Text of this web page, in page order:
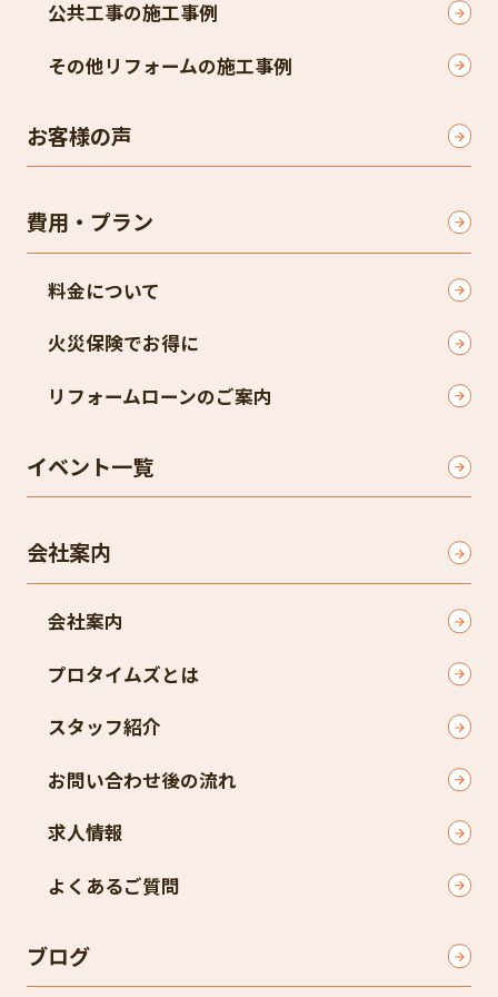
公共工事の施工事例
その他リフォームの施工事例
お客様の声
費用・プラン
料金について
火災保険でお得に
リフォームローンのご案内
イベント一覧
会社案内
会社案内
プロタイムズとは
スタッフ紹介
お問い合わせ後の流れ
求人情報
よくあるご質問
ブログ